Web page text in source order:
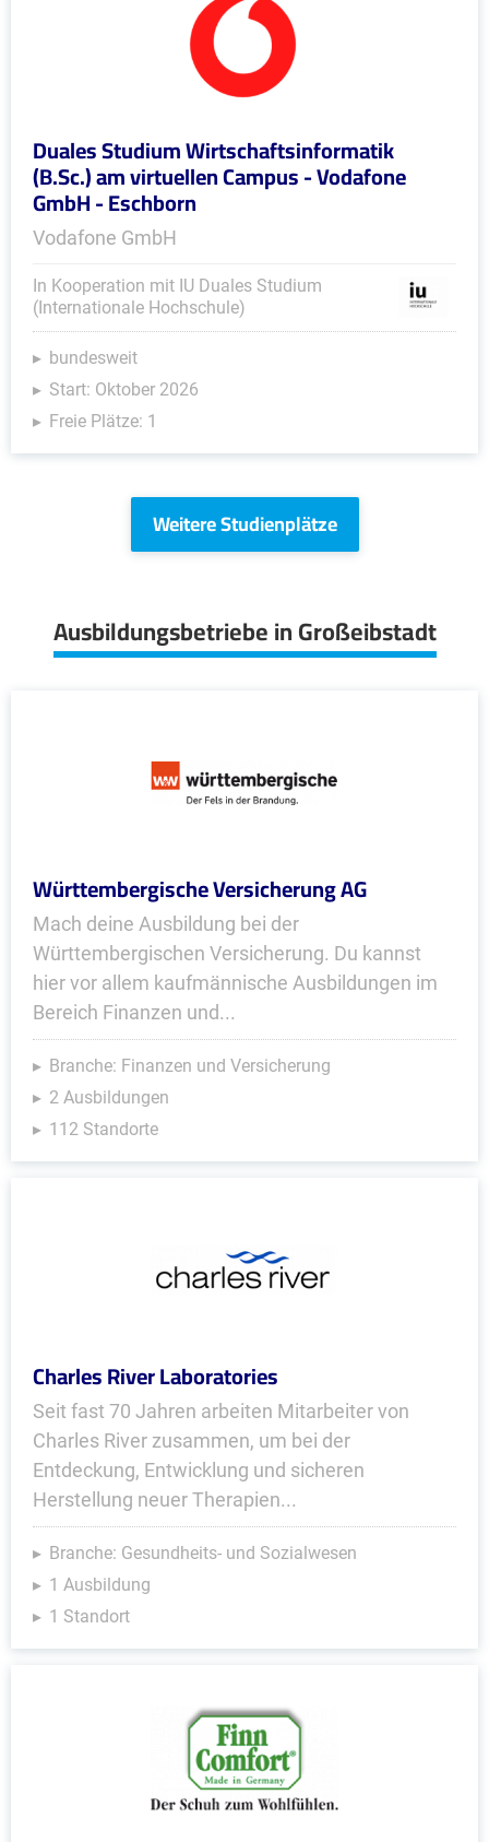
Duales Studium Wirtschaftsinformatik
(B.Sc.) am virtuellen Campus - Vodafone
GmbH - Eschborn
Vodafone GmbH
In Kooperation mit IU Duales Studium
(Internationale Hochschule)
bundesweit
Start: Oktober 2026
Freie Plätze: 1
Weitere Studienplätze
Ausbildungsbetriebe in Großeibstadt
Württembergische Versicherung AG
Mach deine Ausbildung bei der
Württembergischen Versicherung. Du kannst
hier vor allem kaufmännische Ausbildungen im
Bereich Finanzen und...
Branche: Finanzen und Versicherung
2 Ausbildungen
112 Standorte
Charles River Laboratories
Seit fast 70 Jahren arbeiten Mitarbeiter von
Charles River zusammen, um bei der
Entdeckung, Entwicklung und sicheren
Herstellung neuer Therapien...
Branche: Gesundheits- und Sozialwesen
1 Ausbildung
1 Standort